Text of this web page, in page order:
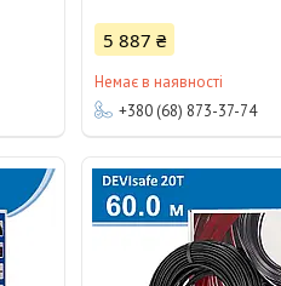
5 887 ₴
Немає в наявності
+380 (68) 873-37-74